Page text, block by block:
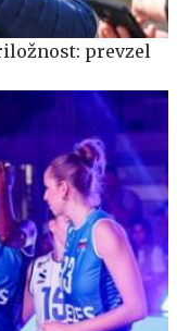
prevzel